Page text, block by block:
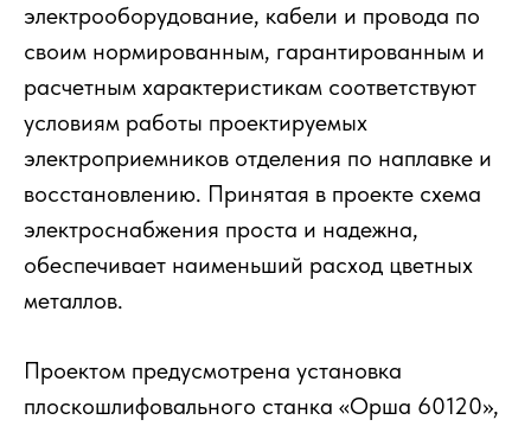
электрооборудование, кабели и провода по
своим нормированным, гарантированным и
расчетным характеристикам соответствуют
условиям работы проектируемых
электроприемников отделения по наплавке и
восстановлению. Принятая в проекте схема
электроснабжения проста и надежна,
обеспечивает наименьший расход цветных
металлов.
Проектом предусмотрена установка
плоскошлифовального станка «Орша 60120»,